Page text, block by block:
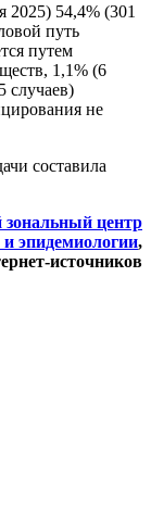
54,4% (301
путь
путем
1,1% (6
случаев)
не
составила
зональный центр
эпидемиологии,
источников